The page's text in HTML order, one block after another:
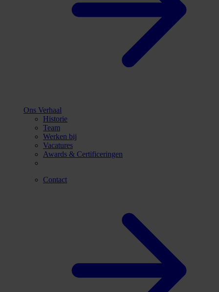
Ons Verhaal
Historie
Team
Werken bij
Vacatures
Awards & Certificeringen
Contact